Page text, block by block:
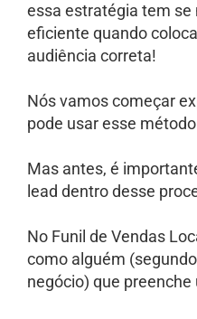
essa estratégia tem se
eficiente quando
audiência correta!
Nós vamos começar
pode usar esse
Mas antes, é
lead dentro desse
No Funil de Vendas
como alguém
negócio) que